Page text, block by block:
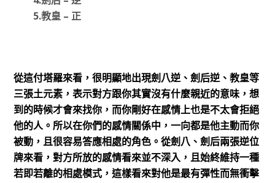
5.教皇 – 正
從這付塔羅來看，很明顯地出現劍八逆、劍后逆、教皇等
三張土元素，表示對方跟你其實沒有什麼親近的意味，想
到的時候才會來找你，而你剛好在感情上也是不太會拒絕
他的人。所以在你們的感情關係中，一向都是他主動而你
被動，且很容易答應相處的角色。從劍八、劍后兩張逆位
牌來看，對方所放的感情看來並不深入，且始終維持一種
若即若離的相處模式，這樣看來對他是最有彈性而無衝擊